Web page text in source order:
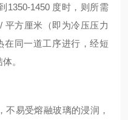
1450 度时，则所需
平方厘米（即为冷压压力
在同一道工序进行，经短
。
不易受熔融玻璃的浸润，